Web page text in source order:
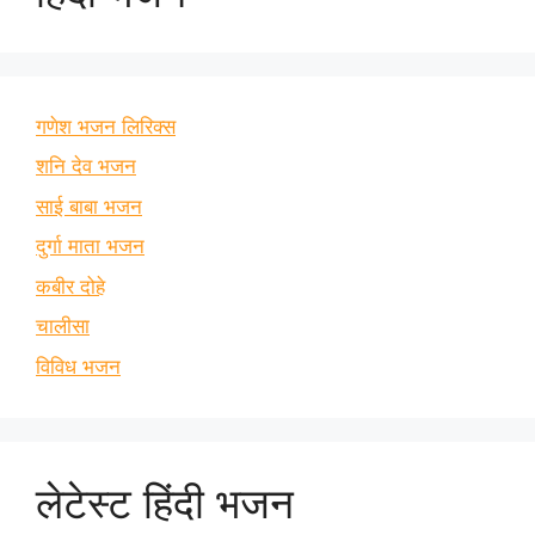
गणेश भजन लिरिक्स
शनि देव भजन
साई बाबा भजन
दुर्गा माता भजन
कबीर दोहे
चालीसा
विविध भजन
लेटेस्ट हिंदी भजन